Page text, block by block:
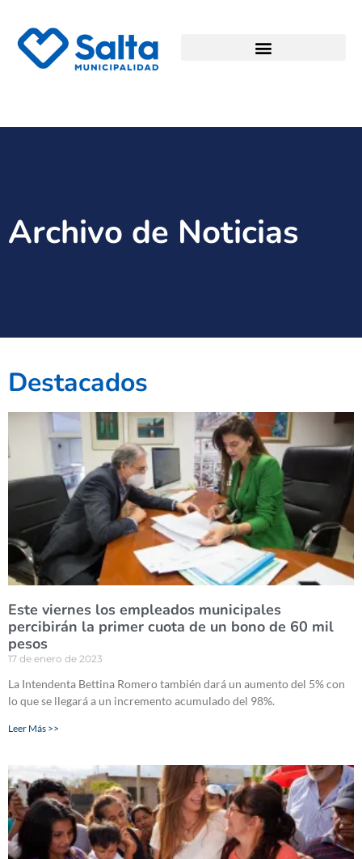
Archivo de Noticias
Destacados
Este viernes los empleados municipales
percibirán la primer cuota de un bono de 60 mil
pesos
17 de enero de 2023
La Intendenta Bettina Romero también dará un aumento del 5% con
lo que se llegará a un incremento acumulado del 98%.
Leer Más >>